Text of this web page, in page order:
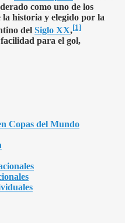
como uno de los
historia y elegido por la
del Siglo XX,[1]
para el gol,
Copas del Mundo